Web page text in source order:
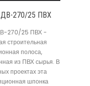
ДВ-270/25 ПВХ
270/25 ПВХ -
строительная
полоса,
из ПВХ сырья. В
проектах эта
шпонка